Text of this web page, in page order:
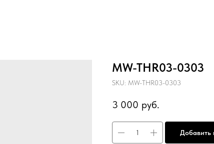
MW-THR03-0303
SKU: MW-THR03-0303
3 000 руб.
Добавить